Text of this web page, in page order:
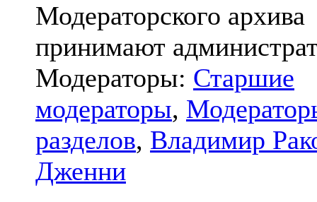
Модераторского архива
принимают
Модераторы: Старшие
модераторы,
разделов, Владимир
Дженни